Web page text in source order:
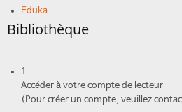
Eduka
Bibliothèque
1
Accéder à votre compte de lecteur
(Pour créer un compte, veuillez